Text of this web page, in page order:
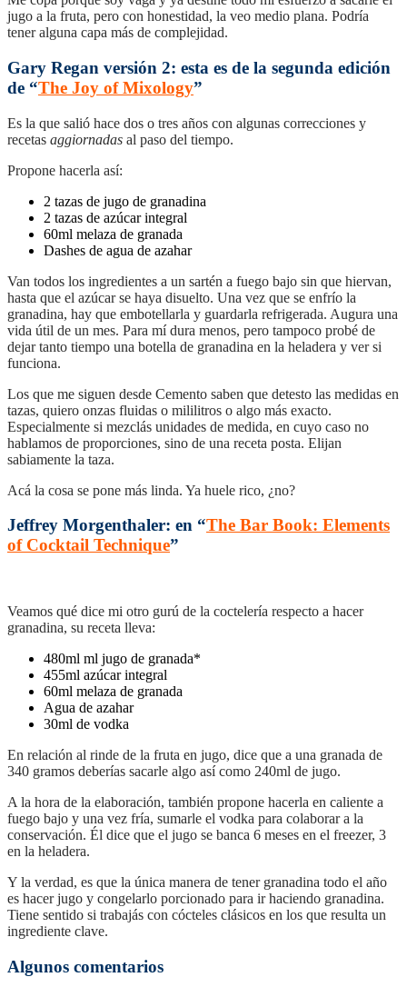
jugo a la fruta, pero con honestidad, la veo medio plana. Podría
tener alguna capa más de complejidad.
Gary Regan versión 2: esta es de la segunda edición
de “The Joy of Mixology”
Es la que salió hace dos o tres años con algunas correcciones y
recetas aggiornadas al paso del tiempo.
Propone hacerla así:
2 tazas de jugo de granadina
2 tazas de azúcar integral
60ml melaza de granada
Dashes de agua de azahar
Van todos los ingredientes a un sartén a fuego bajo sin que hiervan,
hasta que el azúcar se haya disuelto. Una vez que se enfrío la
granadina, hay que embotellarla y guardarla refrigerada. Augura una
vida útil de un mes. Para mí dura menos, pero tampoco probé de
dejar tanto tiempo una botella de granadina en la heladera y ver si
funciona.
Los que me siguen desde Cemento saben que detesto las medidas en
tazas, quiero onzas fluidas o mililitros o algo más exacto.
Especialmente si mezclás unidades de medida, en cuyo caso no
hablamos de proporciones, sino de una receta posta. Elijan
sabiamente la taza.
Acá la cosa se pone más linda. Ya huele rico, ¿no?
Jeffrey Morgenthaler: en “The Bar Book: Elements
of Cocktail Technique”
Veamos qué dice mi otro gurú de la coctelería respecto a hacer
granadina, su receta lleva:
480ml ml jugo de granada*
455ml azúcar integral
60ml melaza de granada
Agua de azahar
30ml de vodka
En relación al rinde de la fruta en jugo, dice que a una granada de
340 gramos deberías sacarle algo así como 240ml de jugo.
A la hora de la elaboración, también propone hacerla en caliente a
fuego bajo y una vez fría, sumarle el vodka para colaborar a la
conservación. Él dice que el jugo se banca 6 meses en el freezer, 3
en la heladera.
Y la verdad, es que la única manera de tener granadina todo el año
es hacer jugo y congelarlo porcionado para ir haciendo granadina.
Tiene sentido si trabajás con cócteles clásicos en los que resulta un
ingrediente clave.
Algunos comentarios